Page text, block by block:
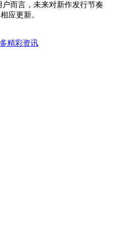
而言，未来对新作发行节奏
应更新。
精彩资讯